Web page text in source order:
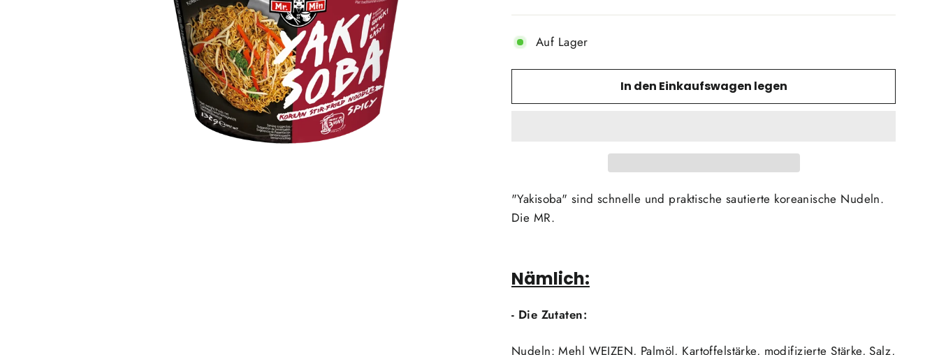
Auf Lager
In den Einkaufswagen legen
"Yakisoba" sind schnelle und praktische sautierte koreanische Nudeln.
Die MR.
Nämlich:
- Die Zutaten:
Nudeln: Mehl WEIZEN, Palmöl, Kartoffelstärke, modifizierte Stärke, Salz,